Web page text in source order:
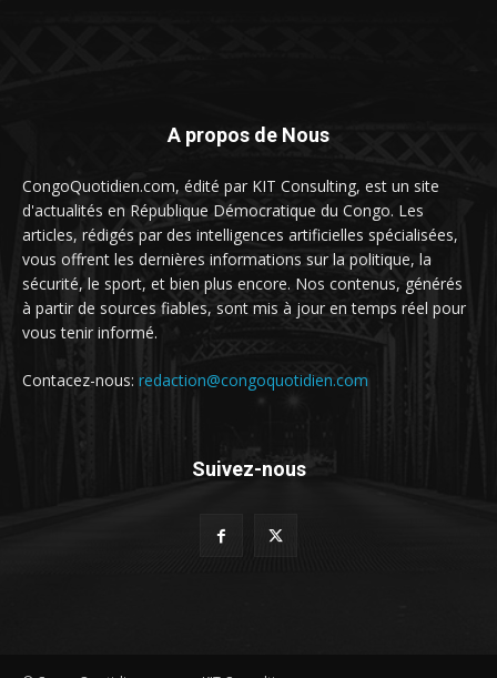
A propos de Nous
CongoQuotidien.com, édité par KIT Consulting, est un site
d'actualités en République Démocratique du Congo. Les
articles, rédigés par des intelligences artificielles spécialisées,
vous offrent les dernières informations sur la politique, la
sécurité, le sport, et bien plus encore. Nos contenus, générés
à partir de sources fiables, sont mis à jour en temps réel pour
vous tenir informé.
Contacez-nous: redaction@congoquotidien.com
Suivez-nous